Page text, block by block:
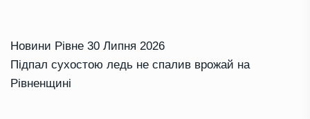
Новини Рівне 30 Липня 2026
Підпал сухостою ледь не спалив врожай на
Рівненщині